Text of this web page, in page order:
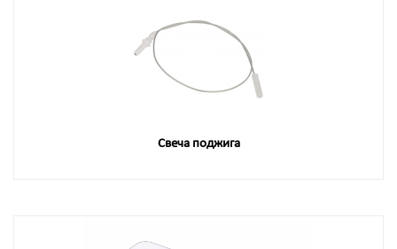
Свеча поджига